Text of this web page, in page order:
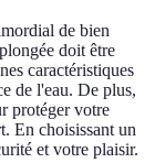
de bien
doit être
caractéristiques
de l'eau. De plus,
protéger votre
En choisissant un
et votre plaisir.